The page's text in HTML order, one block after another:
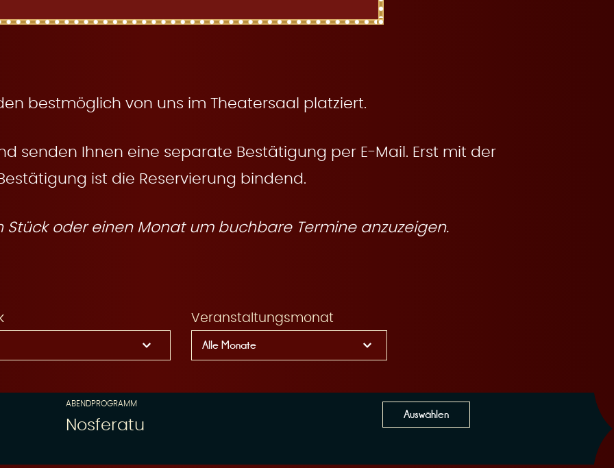
bestmöglich von uns im Theatersaal platziert.
senden Ihnen eine separate Bestätigung per E-Mail. Erst mit der
ist die Reservierung bindend.
Stück oder einen Monat um buchbare Termine anzuzeigen.
Veranstaltungsmonat
ABENDPROGRAMM
Nosferatu
Auswählen